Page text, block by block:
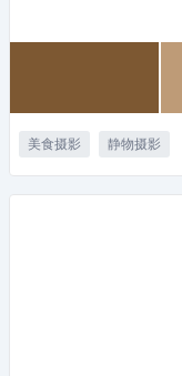
美食摄影 静物摄影